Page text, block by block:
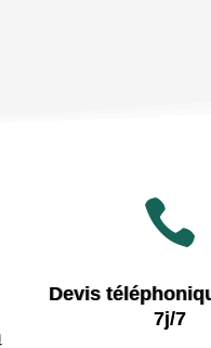

Devis
7j/7